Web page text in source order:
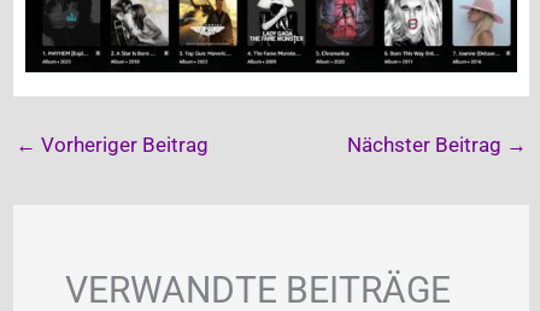
← Vorheriger Beitrag Nächster Beitrag →
VERWANDTE BEITRÄGE